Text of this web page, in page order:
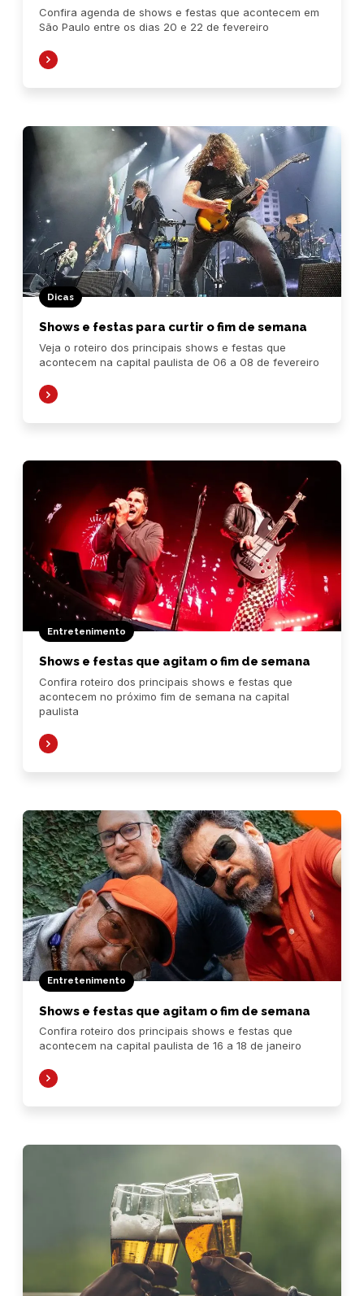
Confira agenda de shows e festas que acontecem em
São Paulo entre os dias 20 e 22 de fevereiro
Dicas
Shows e festas para curtir o fim de semana
Veja o roteiro dos principais shows e festas que
acontecem na capital paulista de 06 a 08 de fevereiro
Entretenimento
Shows e festas que agitam o fim de semana
Confira roteiro dos principais shows e festas que
acontecem no próximo fim de semana na capital
paulista
Entretenimento
Shows e festas que agitam o fim de semana
Confira roteiro dos principais shows e festas que
acontecem na capital paulista de 16 a 18 de janeiro